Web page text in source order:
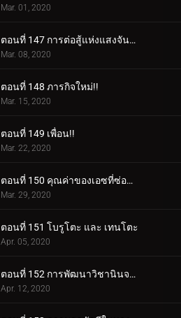
Mar. 01, 2020
ตอนที่ 147 การต่อสู้แห่งแสงจันทร์อันเป็นเวรกรรม
Mar. 08, 2020
ตอนที่ 148 ภารกิจใหม่!!
Mar. 15, 2020
ตอนที่ 149 เพื่อน!!
Mar. 22, 2020
ตอนที่ 150 คุณค่าของเอซที่ซ่อนอยู่
Mar. 29, 2020
ตอนที่ 151 โบรูโตะ และ เทนโตะ
Apr. 05, 2020
ตอนที่ 152 การพัฒนาวิชานินจาทางการแพทย์
Apr. 12, 2020